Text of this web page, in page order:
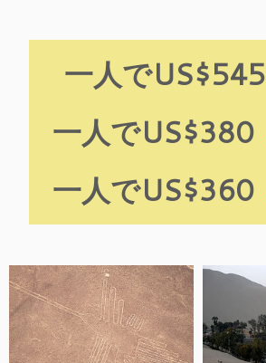
一人でUS$545
一人でUS$380
一人でUS$360